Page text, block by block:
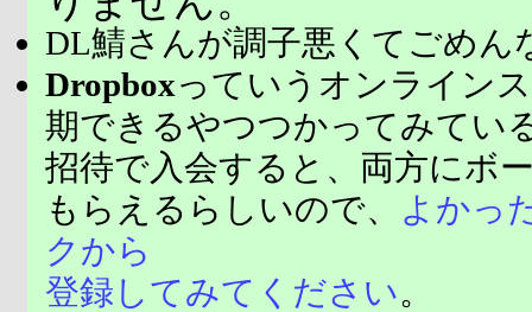
DL鯖さんが調子悪くてごめん
Dropboxっていうオンライン
期できるやつつかってみてい
招待で入会すると、両方にボ
もらえるらしいので、
よかっ
クから
登録してみてください。